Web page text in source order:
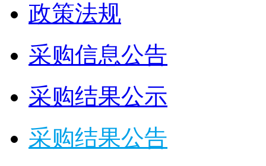
政策法规
采购信息公告
采购结果公示
采购结果公告